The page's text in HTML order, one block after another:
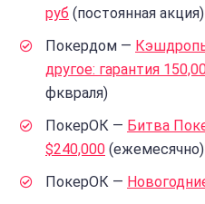
руб (постоянная акция)
Покердом —
другое: гарантия
фквраля)
ПокерОК — Битва
$240,000 (ежемесячно)
ПокерОК —